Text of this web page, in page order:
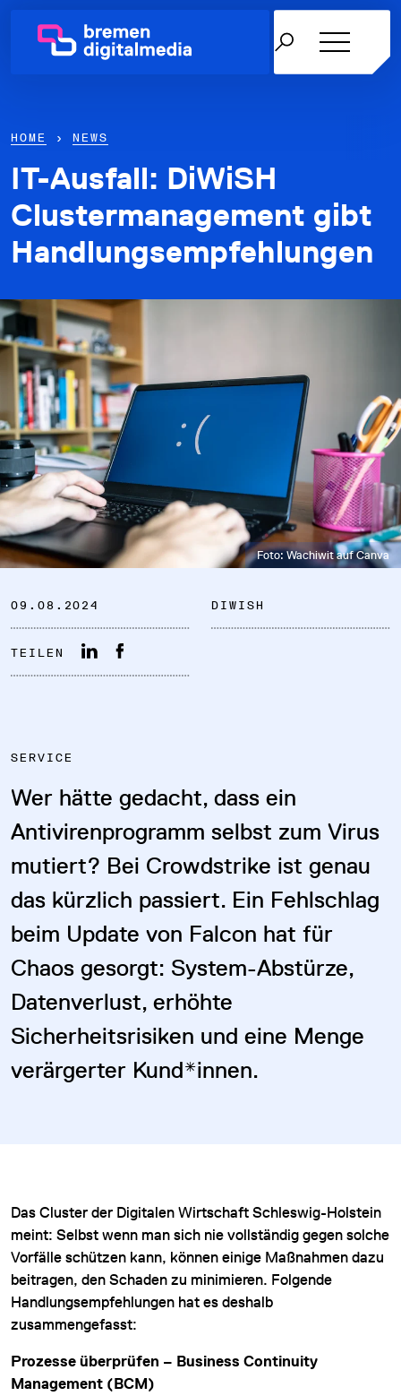
Netzwerk
Themen
Karriere in der IT
News & Termine
DATENSCHUTZ
COOKIE-EINSTELLUNGEN
HOME › NEWS
IT-Ausfall: DiWiSH
Clustermanagement gibt
Handlungsempfehlungen
Foto: Wachiwit auf Canva
09.08.2024 DIWISH
TEILEN
SERVICE
Wer hätte gedacht, dass ein
Antivirenprogramm selbst zum Virus
mutiert? Bei Crowdstrike ist genau
das kürzlich passiert. Ein Fehlschlag
beim Update von Falcon hat für
Chaos gesorgt: System-Abstürze,
Datenverlust, erhöhte
Sicherheitsrisiken und eine Menge
verärgerter Kund*innen.
Das Cluster der Digitalen Wirtschaft Schleswig-Holstein
meint: Selbst wenn man sich nie vollständig gegen solche
Vorfälle schützen kann, können einige Maßnahmen dazu
beitragen, den Schaden zu minimieren. Folgende
Handlungsempfehlungen hat es deshalb
zusammengefasst:
Prozesse überprüfen – Business Continuity
Management (BCM)